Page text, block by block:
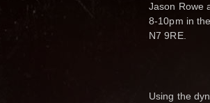
Jason Rowe
8-10pm in
N7 9RE.
Using the